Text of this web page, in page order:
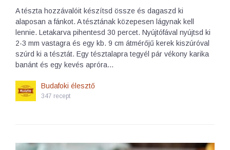
A tészta hozzávalóit készítsd össze és dagaszd ki
alaposan a fánkot. A tésztának közepesen lágynak kell
lennie. Letakarva pihentesd 30 percet. Nyújtófával nyújtsd ki
2-3 mm vastagra és egy kb. 9 cm átmérőjű kerek kiszúróval
szúrd ki a tésztát. Egy tésztalapra tegyél pár vékony karika
banánt és egy kevés apróra…
Budafoki élesztő
347 recept